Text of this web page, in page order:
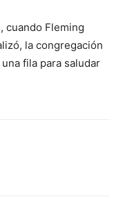
cuando Fleming
la congregación
fila para saludar